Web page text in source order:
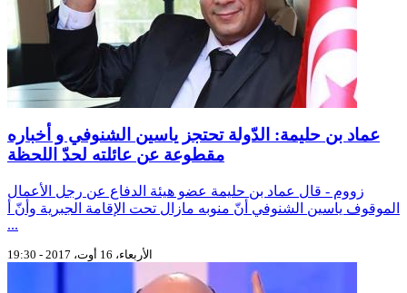
عماد بن حليمة: الدّولة تحتجز ياسين الشنوفي و أخباره
مقطوعة عن عائلته لحدّ اللحظة
زووم - قال عماد بن حليمة عضو هيئة الدفاع عن رجل الأعمال
الموقوف ياسين الشنوفي أنّ منوبه مازال تحت الإقامة الجبرية وأنّ أ
...
الأربعاء، 16 أوت، 2017 - 19:30